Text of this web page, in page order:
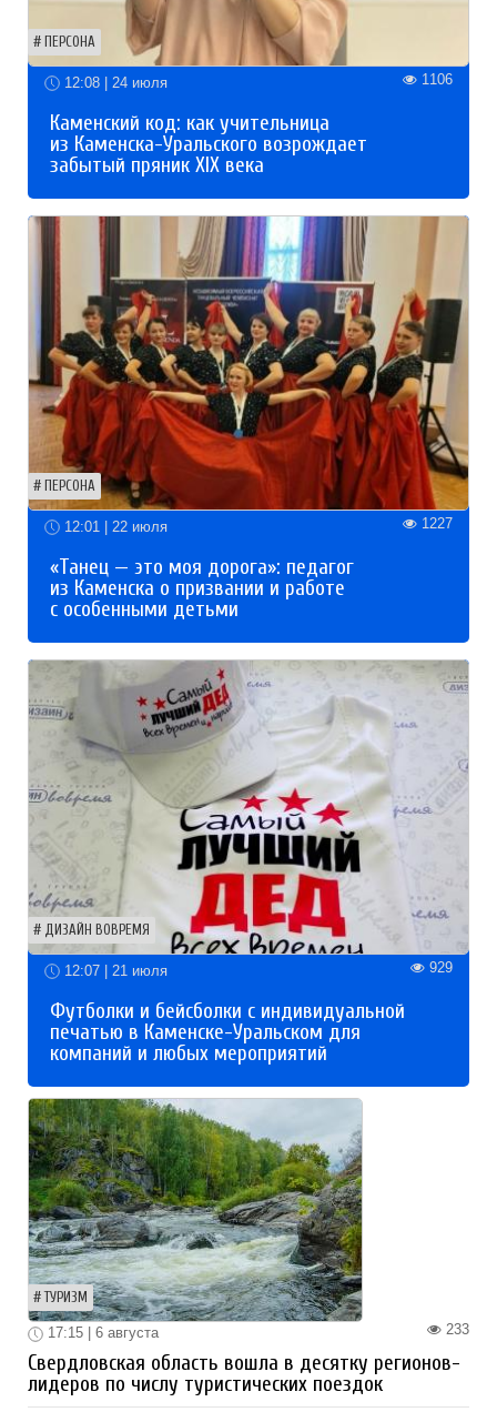
ПЕРСОНА
12:08 | 24 июля 1106
Каменский код: как учительница
из Каменска-Уральского возрождает
забытый пряник XIX века
ПЕРСОНА
12:01 | 22 июля 1227
«Танец — это моя дорога»: педагог
из Каменска о призвании и работе
с особенными детьми
ДИЗАЙН ВОВРЕМЯ
12:07 | 21 июля 929
Футболки и бейсболки с индивидуальной
печатью в Каменске-Уральском для
компаний и любых мероприятий
ТУРИЗМ
233
17:15 | 6 августа
Свердловская область вошла в десятку регионов-
лидеров по числу туристических поездок